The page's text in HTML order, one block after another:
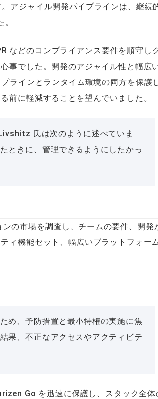
ジャイル開発パイプラインは、継続
などのコンプライアンス要件を順守し
事でした。開発のアジャイル性と幅広
ラインとランタイム環境の両方を保護し
前に軽減することを望んでいました。
氏は次のように述べていま
ときに、管理できるようにしたかっ
の市場を調査し、チームの要件、開発
ィ機能セット、幅広いプラットフォー
め、予防措置と最小特権の実施に焦
果、不正なアクセスやアクティビテ
Go を迅速に保護し、スタック全体